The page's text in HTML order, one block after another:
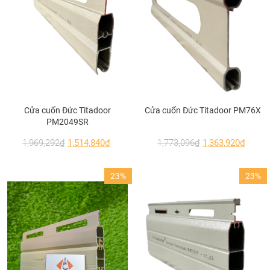
như còi báo động, cảm biến đảo chiều khi
gặp vật cản, motor điều khiển từ xa,…
Cửa cuốn Đức Titadoor
PM2049SR
1,969,292₫ 1,514,840₫
Cửa cuốn Đức Titadoor PM76X
1,773,096₫ 1,363,920₫
23% 23%